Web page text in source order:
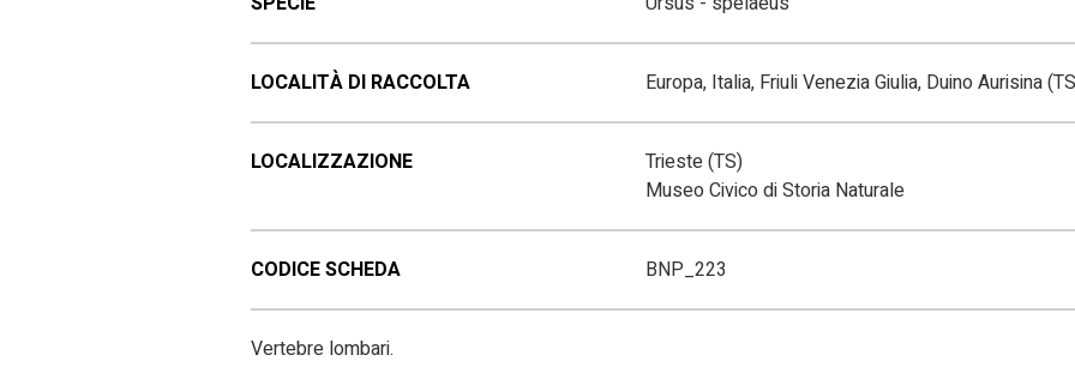
LOCALITÀ DI RACCOLTA Europa, Italia, Friuli Venezia Giulia, Duino Aurisina
LOCALIZZAZIONE
Trieste (TS)
Museo Civico di Storia Naturale
CODICE SCHEDA BNP_223
Vertebre lombari.